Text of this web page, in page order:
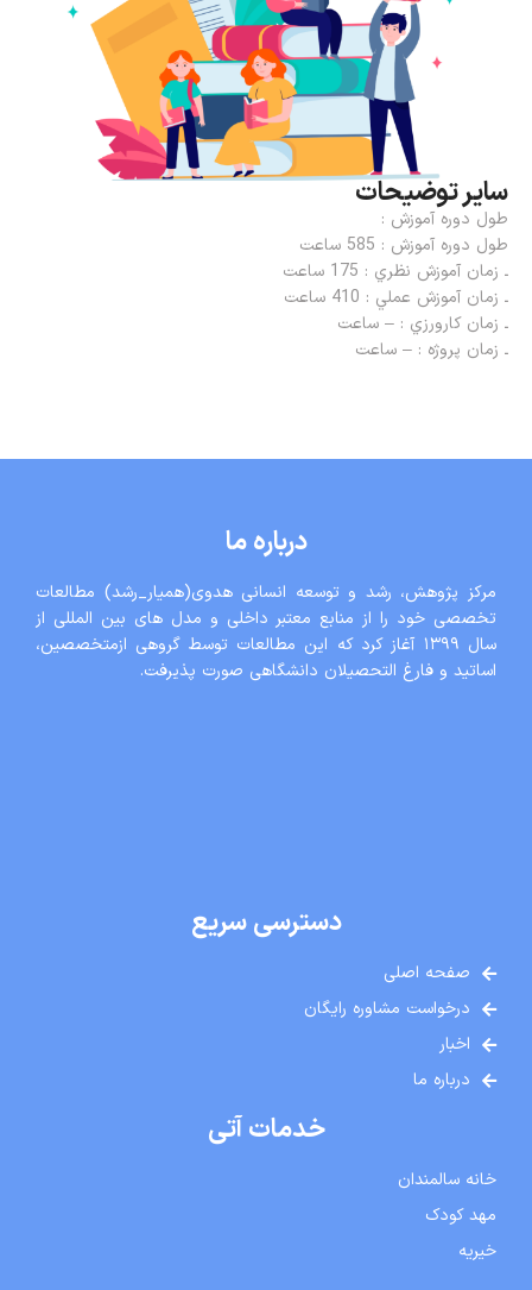
سایر توضیحات
طول دوره آموزش :
طول دوره آموزش : 585 ساعت
ـ زمان آموزش نظري : 175 ساعت
ـ زمان آموزش عملي : 410 ساعت
ـ زمان كارورزي : – ساعت
ـ زمان پروژه : – ساعت
درباره ما
مرکز پژوهش، رشد و توسعه انسانی هدوی(همیار_رشد) مطالعات
تخصصی خود را از منابع معتبر داخلی و مدل های بین المللی از
سال ١٣٩٩ آغاز کرد که این مطالعات توسط گروهی ازمتخصصین،
اساتید و فارغ التحصیلان دانشگاهی صورت پذیرفت.
دسترسی سریع
صفحه اصلی
درخواست مشاوره رایگان
اخبار
درباره ما
خدمات آتی
خانه سالمندان
مهد کودک
خیریه